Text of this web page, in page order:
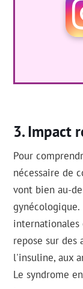
Impact
Pour
nécessaire de
vont bien au-
repose sur
l'insuline, aux
Le syndrome